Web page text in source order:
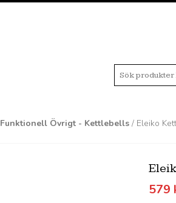
Övrigt - Kettlebells / Eleiko
579